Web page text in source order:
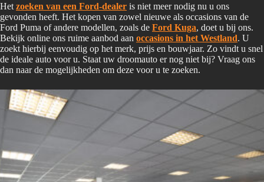
Het zoeken van een Ford-dealer is niet meer nodig nu u ons
gevonden heeft. Het kopen van zowel nieuwe als occasions van de
Ford Puma of andere modellen, zoals de Ford Kuga, doet u bij ons.
Bekijk online ons ruime aanbod aan occasions in het Westland. U
zoekt hierbij eenvoudig op het merk, prijs en bouwjaar. Zo vindt u snel
de ideale auto voor u. Staat uw droomauto er nog niet bij? Vraag ons
dan naar de mogelijkheden om deze voor u te zoeken.